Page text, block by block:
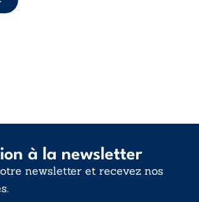
...
à la newsletter
newsletter et recevez nos